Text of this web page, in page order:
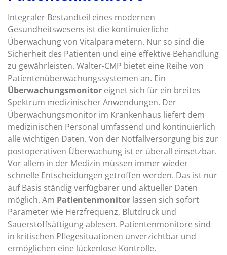
Integraler Bestandteil eines modernen
Gesundheitswesens ist die kontinuierliche
Überwachung von Vitalparametern. Nur so sind die
Sicherheit des Patienten und eine effektive Behandlung
zu gewährleisten. Walter-CMP bietet eine Reihe von
Patientenüberwachungssystemen an. Ein
Überwachungsmonitor eignet sich für ein breites
Spektrum medizinischer Anwendungen. Der
Überwachungsmonitor im Krankenhaus liefert dem
medizinischen Personal umfassend und kontinuierlich
alle wichtigen Daten. Von der Notfallversorgung bis zur
postoperativen Überwachung ist er überall einsetzbar.
Vor allem in der Medizin müssen immer wieder
schnelle Entscheidungen getroffen werden. Das ist nur
auf Basis ständig verfügbarer und aktueller Daten
möglich. Am Patientenmonitor lassen sich sofort
Parameter wie Herzfrequenz, Blutdruck und
Sauerstoffsättigung ablesen. Patientenmonitore sind
in kritischen Pflegesituationen unverzichtbar und
ermöglichen eine lückenlose Kontrolle.